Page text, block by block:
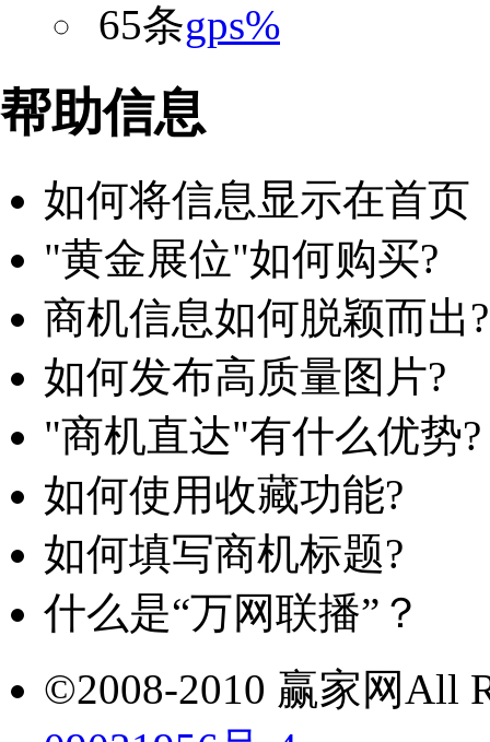
65条gps%
帮助信息
如何将信息显示在首页
"黄金展位"如何购买?
商机信息如何脱颖而出?
如何发布高质量图片?
"商机直达"有什么优势?
如何使用收藏功能?
如何填写商机标题?
什么是“万网联播”？
©2008-2010 赢家网All